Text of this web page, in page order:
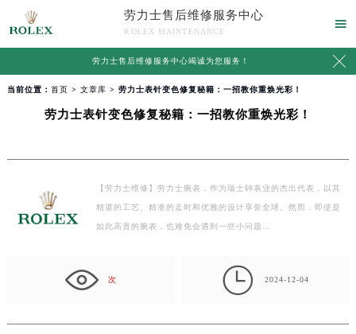
劳力士售后维修服务中心
ROLEX MAINTENANCE

劳力士售后维修服务中心竭诚为您服务！ 
当前位置： 首页 > 文章库 > 劳力士表针变色修复秘籍：一招教你重焕光彩！
劳力士表针变色修复秘籍：一招教你重焕光彩！
【劳力士维修】劳力士腕表，作为瑞士钟表业的杰出代表，以其
精湛的工艺、精准的走时和优雅的设计享誉全球。然而，即使是
如此高贵的腕表，也难免会遇到一些小问题…
次  2024-12-04